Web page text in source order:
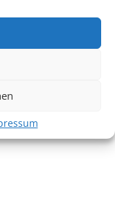
der Vorrat reicht!